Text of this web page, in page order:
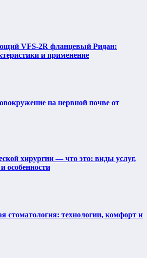
VFS-2R фланцевый Ридан:
и применение
на нервной почве от
хирургии — что это: виды услуг,
особенности
стоматология: технологии, комфорт и